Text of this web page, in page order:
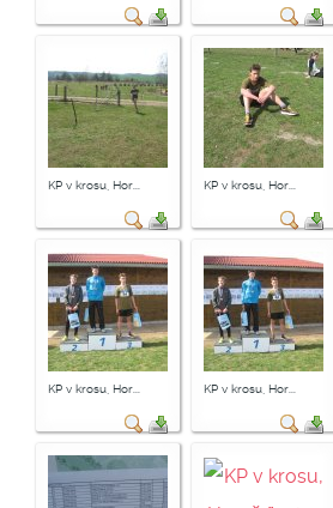
KP v krosu, Hor... KP v krosu, Hor...
KP v krosu, Hor... KP v krosu, Hor...